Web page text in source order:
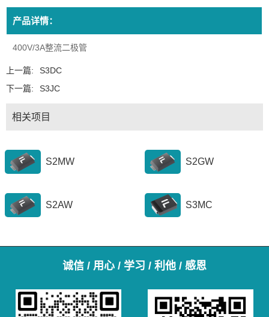
产品详情：
400V/3A整流二极管
上一篇:
S3DC
下一篇:
S3JC
相关项目
S2MW S2GW
S2AW S3MC
诚信 / 用心 / 学习 / 利他 / 感恩